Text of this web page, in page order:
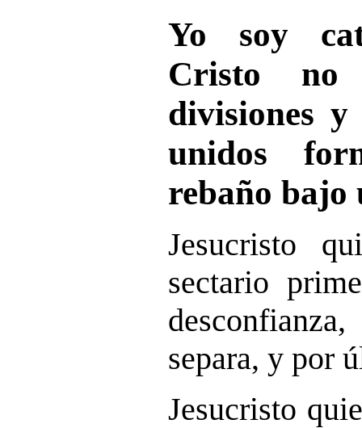
Yo soy
Cristo
divisiones
unidos
rebaño bajo
Jesucristo
sectario
separa, y por
Jesucristo